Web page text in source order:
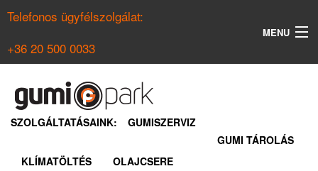
Telefonos ügyfélszolgálat:
+36 20 500 0033
MENU
NYÁRI GUMI KERESŐ
SZOLGÁLTATÁSAINK:
GUMISZERVIZ
GUMI TÁROLÁS
KLÍMATÖLTÉS
OLAJCSERE